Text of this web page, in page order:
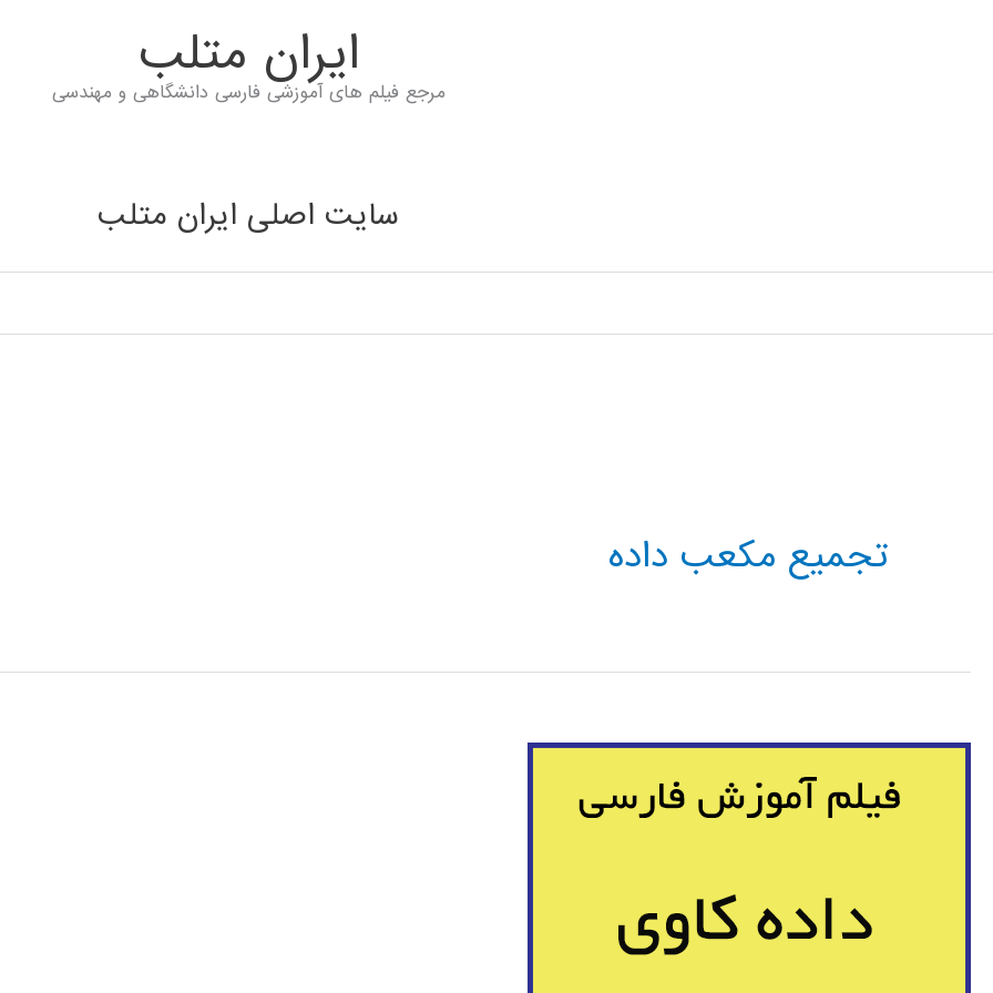
ايران متلب
مرجع فیلم های آموزشی فارسی دانشگاهی و مهندسی
سایت اصلی ایران متلب
تجمیع مکعب داده